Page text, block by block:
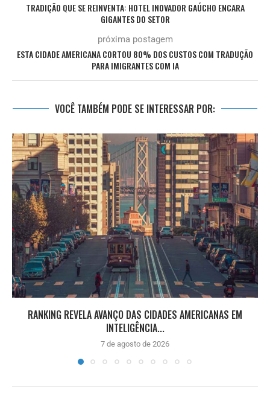
TRADIÇÃO QUE SE REINVENTA: HOTEL INOVADOR GAÚCHO ENCARA
GIGANTES DO SETOR
próxima postagem
ESTA CIDADE AMERICANA CORTOU 80% DOS CUSTOS COM TRADUÇÃO
PARA IMIGRANTES COM IA
VOCÊ TAMBÉM PODE SE INTERESSAR POR:
RANKING REVELA AVANÇO DAS CIDADES AMERICANAS EM
INTELIGÊNCIA...
7 de agosto de 2026